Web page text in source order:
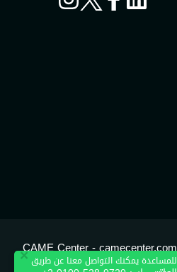
×للمساعدة يمكنك التواصل معنا عن طريق